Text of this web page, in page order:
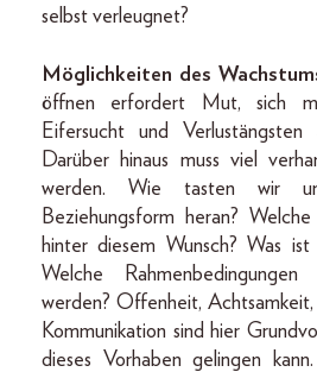
selbst verleugnet?
Möglichkeiten des
öffnen erfordert Mut, sich
Eifersucht und Verlustängsten
Darüber hinaus muss viel
werden. Wie tasten wir
Beziehungsform heran?
hinter diesem Wunsch? Was
Welche Rahmenbedingungen
werden? Offenheit,
Kommunikation sind hier
dieses Vorhaben gelingen